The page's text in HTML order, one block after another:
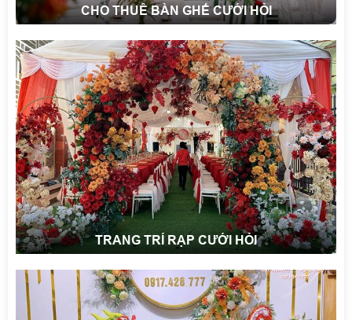
CHO THUÊ BÀN GHẾ CƯỚI HỎI
TRANG TRÍ RẠP CƯỚI HỎI